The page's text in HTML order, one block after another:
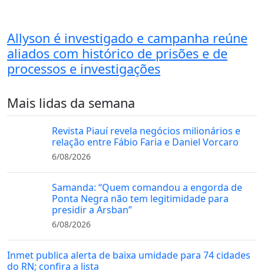
Allyson é investigado e campanha reúne
aliados com histórico de prisões e de
processos e investigações
Mais lidas da semana
Revista Piauí revela negócios milionários e
relação entre Fábio Faria e Daniel Vorcaro
6/08/2026
Samanda: “Quem comandou a engorda de
Ponta Negra não tem legitimidade para
presidir a Arsban”
6/08/2026
Inmet publica alerta de baixa umidade para 74 cidades
do RN; confira a lista